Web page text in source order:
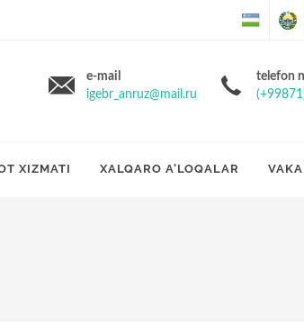
e-mail
igebr_anruz@mail.ru
telefon
XIZMATI XALQARO A'LOQALAR